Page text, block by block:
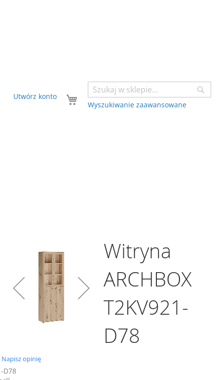
Wyszukiwanie zaawansowane
Twój koszyk
Utwórz konto
Witryna
ARCHBOX
T2KV921-
D78
0.0
Napisz opinię
D78